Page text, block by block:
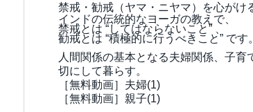
禁戒・勧戒（ヤマ・ニヤマ）を心がけ
インドの伝統的なヨーガの教えで、
禁戒とは “してはならないこと” 、
勧戒とは “積極的に行うべきこと” です。
人間関係の基本となる夫婦関係、子育
切にして暮らす。
［無料動画］夫婦(1)
［無料動画］親子(1)